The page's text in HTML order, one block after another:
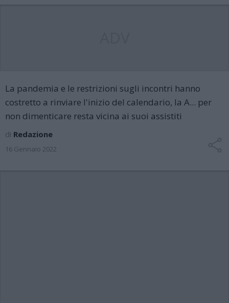
La pandemia e le restrizioni sugli incontri hanno
costretto a rinviare l'inizio del calendario, la A... per
non dimenticare resta vicina ai suoi assistiti
di Redazione
16 Gennaio 2022